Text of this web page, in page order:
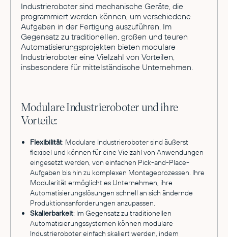
Industrieroboter sind mechanische Geräte, die
programmiert werden können, um verschiedene
Aufgaben in der Fertigung auszuführen. Im
Gegensatz zu traditionellen, großen und teuren
Automatisierungsprojekten bieten modulare
Industrieroboter eine Vielzahl von Vorteilen,
insbesondere für mittelständische Unternehmen.
Modulare Industrieroboter und ihre
Vorteile:
Flexibilität: Modulare Industrieroboter sind äußerst
flexibel und können für eine Vielzahl von Anwendungen
eingesetzt werden, von einfachen Pick-and-Place-
Aufgaben bis hin zu komplexen Montageprozessen. Ihre
Modularität ermöglicht es Unternehmen, ihre
Automatisierungslösungen schnell an sich ändernde
Produktionsanforderungen anzupassen.
Skalierbarkeit: Im Gegensatz zu traditionellen
Automatisierungssystemen können modulare
Industrieroboter einfach skaliert werden, indem